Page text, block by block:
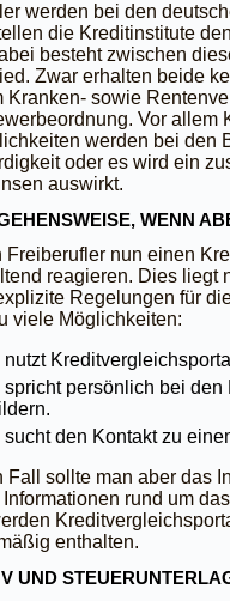
werden bei den
die Kreditinstitute
besteht zwischen
Zwar erhalten beide
Kranken- sowie
Vor
werden bei den
oder es wird ein
auswirkt.
WENN
Freiberufler nun einen
reagieren. Dies liegt
Regelungen für
viele Möglichkeiten:
nutzt
spricht persönlich bei
sucht den Kontakt zu
Fall sollte man aber das
rund um
enthalten.
UND